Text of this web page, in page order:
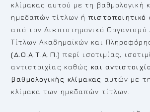
κλίμακας αυτού με τη βαθμολογική
ημεδαπών τίτλων ή πιστοποιητικό
από τον Διεπιστημονικό Οργανισμό
Τίτλων Ακαδημαϊκών και
(Δ.Ο.Α.Τ.Α.Π.) περί ισοτιμίας,
αντιστοιχίας καθώς και
βαθμολογικής κλίμακας αυτών με
κλίμακα των ημεδαπών τίτλων.